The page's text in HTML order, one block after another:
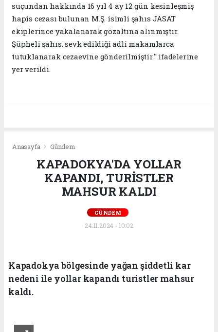
suçundan hakkında 16 yıl 4 ay 12 gün kesinleşmiş
hapis cezası bulunan M.Ş. isimli şahıs JASAT
ekiplerince yakalanarak gözaltına alınmıştır.
Şüpheli şahıs, sevk edildiği adli makamlarca
tutuklanarak cezaevine gönderilmiştir.'' ifadelerine
yer verildi.
Anasayfa Gündem
KAPADOKYA'DA YOLLAR
KAPANDI, TURİSTLER
MAHSUR KALDI
GÜNDEM
24.11.2024 - 10:02
Kapadokya bölgesinde yağan şiddetli kar
nedeni ile yollar kapandı turistler mahsur
kaldı.